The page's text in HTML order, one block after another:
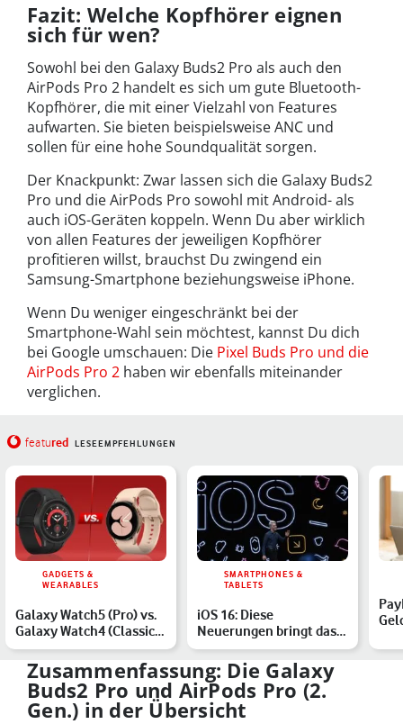
Fazit: Welche Kopfhörer eignen
sich für wen?
Sowohl bei den Galaxy Buds2 Pro als auch den
AirPods Pro 2 handelt es sich um gute Bluetooth-
Kopfhörer, die mit einer Vielzahl von Features
aufwarten. Sie bieten beispielsweise ANC und
sollen für eine hohe Soundqualität sorgen.
Der Knackpunkt: Zwar lassen sich die Galaxy Buds2
Pro und die AirPods Pro sowohl mit Android- als
auch iOS-Geräten koppeln. Wenn Du aber wirklich
von allen Features der jeweiligen Kopfhörer
profitieren willst, brauchst Du zwingend ein
Samsung-Smartphone beziehungsweise iPhone.
Wenn Du weniger eingeschränkt bei der
Smartphone-Wahl sein möchtest, kannst Du dich
bei Google umschauen: Die Pixel Buds Pro und die
AirPods Pro 2 haben wir ebenfalls miteinander
verglichen.
featured LESEEMPFEHLUNGEN
GADGETS &
WEARABLES
Galaxy Watch5 (Pro) vs.
Galaxy Watch4 (Classic):
So hat Samsung s…
SMARTPHONES &
TABLETS
iOS 16: Diese
Neuerungen bringt das
Update auf Dein iPhone
Zusammenfassung: Die Galaxy
Buds2 Pro und AirPods Pro (2.
Gen.) in der Übersicht